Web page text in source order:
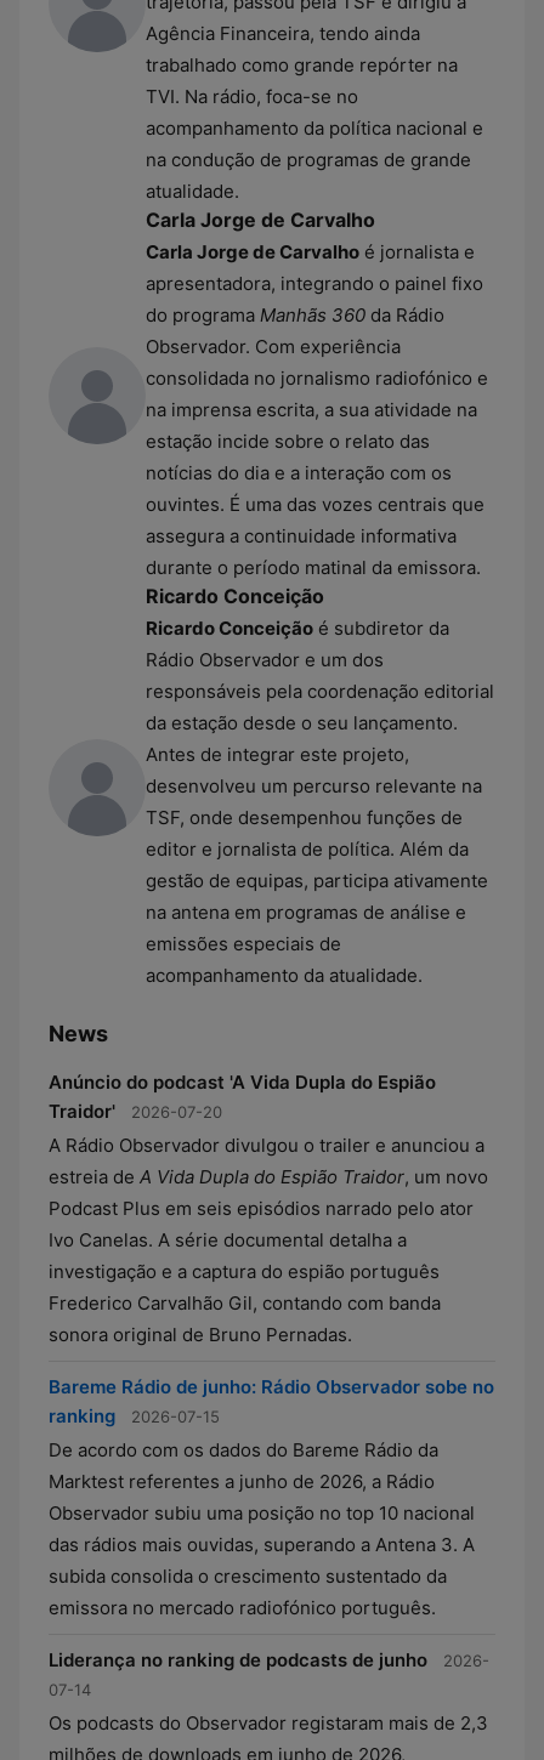
Agência Financeira, tendo ainda
trabalhado como grande repórter na
TVI. Na rádio, foca-se no
acompanhamento da política nacional e
na condução de programas de grande
atualidade.
Carla Jorge de Carvalho
Carla Jorge de Carvalho é jornalista e
apresentadora, integrando o painel fixo
do programa Manhãs 360 da Rádio
Observador. Com experiência
consolidada no jornalismo radiofónico e
na imprensa escrita, a sua atividade na
estação incide sobre o relato das
notícias do dia e a interação com os
ouvintes. É uma das vozes centrais que
assegura a continuidade informativa
durante o período matinal da emissora.
Ricardo Conceição
Ricardo Conceição é subdiretor da
Rádio Observador e um dos
responsáveis pela coordenação editorial
da estação desde o seu lançamento.
Antes de integrar este projeto,
desenvolveu um percurso relevante na
TSF, onde desempenhou funções de
editor e jornalista de política. Além da
gestão de equipas, participa ativamente
na antena em programas de análise e
emissões especiais de
acompanhamento da atualidade.
News
Anúncio do podcast 'A Vida Dupla do Espião
Traidor'
2026-07-20
A Rádio Observador divulgou o trailer e anunciou a
estreia de A Vida Dupla do Espião Traidor, um novo
Podcast Plus em seis episódios narrado pelo ator
Ivo Canelas. A série documental detalha a
investigação e a captura do espião português
Frederico Carvalhão Gil, contando com banda
sonora original de Bruno Pernadas.
Bareme Rádio de junho: Rádio Observador sobe no
ranking
2026-07-15
De acordo com os dados do Bareme Rádio da
Marktest referentes a junho de 2026, a Rádio
Observador subiu uma posição no top 10 nacional
das rádios mais ouvidas, superando a Antena 3. A
subida consolida o crescimento sustentado da
emissora no mercado radiofónico português.
Liderança no ranking de podcasts de junho
2026-
07-14
Os podcasts do Observador registaram mais de 2,3
milhões de downloads em junho de 2026,